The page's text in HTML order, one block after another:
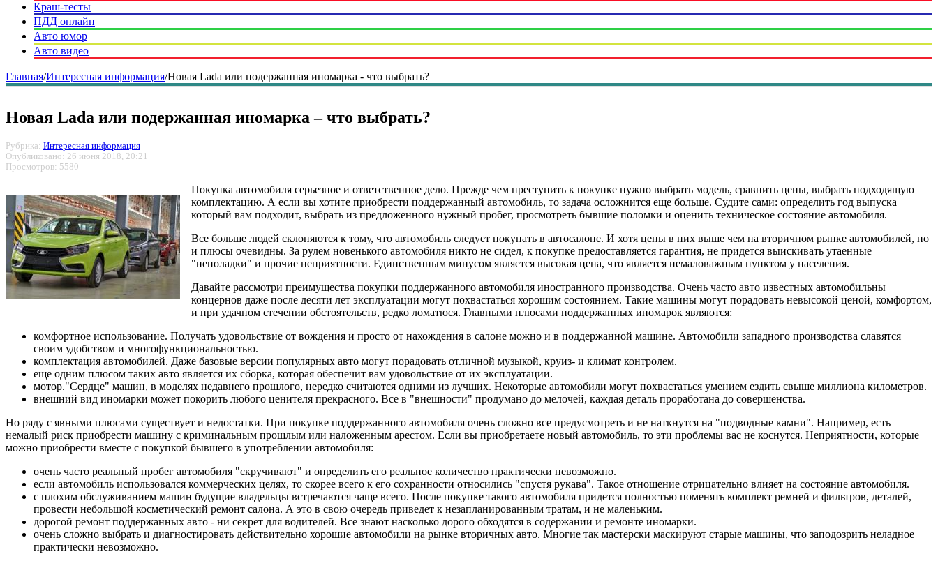
Краш-тесты
ПДД онлайн
Авто юмор
Авто видео
Главная/Интересная информация/Новая Lada или подержанная иномарка - что выбрать?
Новая Lada или подержанная иномарка – что выбрать?
Рубрика: Интересная информация
Опубликовано: 26 июня 2018, 20:21
Просмотров: 5580
Покупка автомобиля серьезное и ответственное дело. Прежде чем преступить к покупке нужно выбрать модель, сравнить цены, выбрать подходящую
комплектацию. А если вы хотите приобрести поддержанный автомобиль, то задача осложнится еще больше. Судите сами: определить год выпуска
который вам подходит, выбрать из предложенного нужный пробег, просмотреть бывшие поломки и оценить техническое состояние автомобиля.
Все больше людей склоняются к тому, что автомобиль следует покупать в автосалоне. И хотя цены в них выше чем на вторичном рынке автомобилей, но
и плюсы очевидны. За рулем новенького автомобиля никто не сидел, к покупке предоставляется гарантия, не придется выискивать утаенные
"неполадки" и прочие неприятности. Единственным минусом является высокая цена, что является немаловажным пунктом у населения.
Давайте рассмотри преимущества покупки поддержанного автомобиля иностранного производства. Очень часто авто известных автомобильны
концернов даже после десяти лет эксплуатации могут похвастаться хорошим состоянием. Такие машины могут порадовать невысокой ценой, комфортом,
и при удачном стечении обстоятельств, редко ломатюся. Главными плюсами поддержанных иномарок являются:
комфортное использование. Получать удовольствие от вождения и просто от нахождения в салоне можно и в поддержанной машине. Автомобили западного производства славятся
своим удобством и многофункциональностью.
комплектация автомобилей. Даже базовые версии популярных авто могут порадовать отличной музыкой, круиз- и климат контролем.
еще одним плюсом таких авто является их сборка, которая обеспечит вам удовольствие от их эксплуатации.
мотор."Сердце" машин, в моделях недавнего прошлого, нередко считаются одними из лучших. Некоторые автомобили могут похвастаться умением ездить свыше миллиона километров.
внешний вид иномарки может покорить любого ценителя прекрасного. Все в "внешности" продумано до мелочей, каждая деталь проработана до совершенства.
Но ряду с явными плюсами существует и недостатки. При покупке поддержанного автомобиля очень сложно все предусмотреть и не наткнутся на "подводные камни". Например, есть
немалый риск приобрести машину с криминальным прошлым или наложенным арестом. Если вы приобретаете новый автомобиль, то эти проблемы вас не коснутся. Неприятности, которые
можно приобрести вместе с покупкой бывшего в употреблении автомобиля:
очень часто реальный пробег автомобиля "скручивают" и определить его реальное количество практически невозможно.
если автомобиль использовался коммерческих целях, то скорее всего к его сохранности относились "спустя рукава". Такое отношение отрицательно влияет на состояние автомобиля.
с плохим обслуживанием машин будущие владельцы встречаются чаще всего. После покупке такого автомобиля придется полностью поменять комплект ремней и фильтров, деталей,
провести небольшой косметический ремонт салона. А это в свою очередь приведет к незапланированным тратам, и не маленьким.
дорогой ремонт поддержанных авто - ни секрет для водителей. Все знают насколько дорого обходятся в содержании и ремонте иномарки.
очень сложно выбрать и диагностировать действительно хорошие автомобили на рынке вторичных авто. Многие так мастерски маскируют старые машины, что заподозрить неладное
практически невозможно.